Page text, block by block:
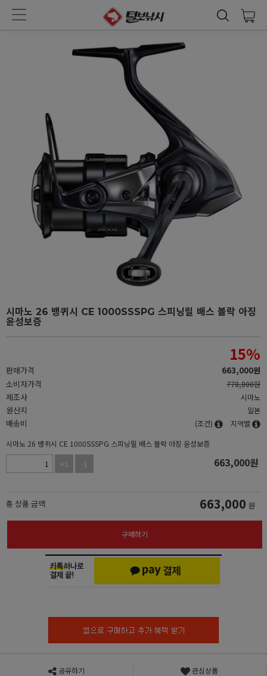
시마노 26 뱅퀴시 CE 1000SSSPG 스피닝릴 배스 볼락 아징
윤성보증
판매가격
15%
663,000원
소비자가격
778,800원
제조사 시마노
원산지 일본
배송비 (조건)
지역별
시마노 26 뱅퀴시 CE 1000SSSPG 스피닝릴 배스 볼락 아징 윤성보증
+1
-1 663,000원
총 상품 금액 663,000 원
구매하기
공유하기 관심상품